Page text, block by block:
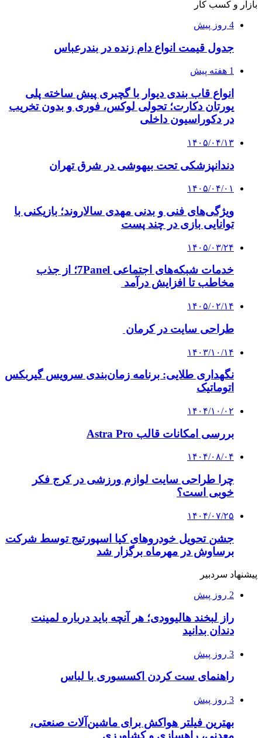
بازار و کسب کار
4 روز پیش
جدول قیمت انواع دام زنده در بندرعباس
1 هفته پیش
انواع قاب بندی دیوار با گچبری پیش ساخته پلی
یورتان دکارت؛ تحولی لوکس، فوری و بدون تخریب
در دکوراسیون داخلی
۱۴۰۵/۰۴/۱۳
دندانپزشکی تحت بیهوشی در شرق تهران
۱۴۰۵/۰۴/۰۱
ویژگی‌های فنی و بدنی مهدی سالاروند؛ بازیکنی با
توانایی بازی در چند پست
۱۴۰۵/۰۳/۲۴
خدمات شبکه‌های اجتماعی 7Panel؛ از جذب
مخاطب تا افزایش درآمد
۱۴۰۵/۰۲/۱۴
طراحی سایت در کرمان
۱۴۰۳/۱۰/۱۴
نگهداری طلایی: برنامه زمان‌بندی سرویس گیربکس
اتوماتیک
۱۴۰۴/۱۰/۰۲
بررسی امکانات قالب Astra Pro
۱۴۰۴/۰۸/۰۴
چرا طراحی سایت لوازم ورزشی در کرج فکر
خوبی است؟
۱۴۰۴/۰۷/۲۵
جشن تحویل خودروهای کیا اسپورتیج توسط شرکت
برساوش در مهرماه برگزار شد
پیشنهاد سردبیر
2 روز پیش
راز لبخند هالیوودی؛ هر آنچه باید درباره لمینت
دندان بدانید
3 روز پیش
راهنمای ست کردن اکسسوری با لباس
3 روز پیش
بهترین فیلتر هواکش برای ماشین‌آلات صنعتی،
معدنی، راهسازی و کشاورزی